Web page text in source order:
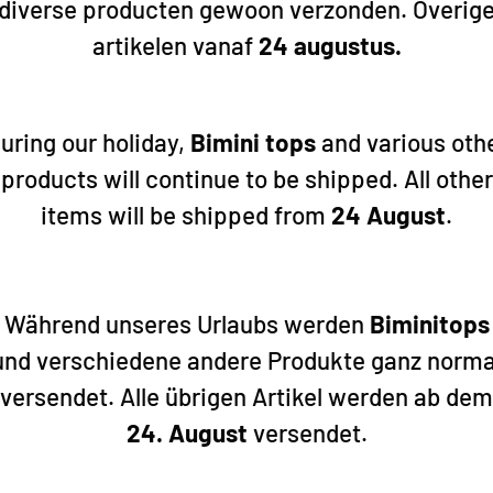
Wetterbedingungen oder einfach um in Ruhe eine
Obwohl das Auswerfen eines Schiffsankers einfach
Durchführung dieses Manövers. Nicht jeder Ort ist zum
bestimmen die erforderliche Länge der Ankerleine/
diverse producten gewoon verzonden. Overige
artikelen vanaf 24 augustus.
our holiday, Bimini topsand various
products will continue to be shipped. All other
items will be shipped from 24 August.
Während unseres Urlaubs werden Biminitops
verschiedene andere Produkte ganz
versendet. Alle übrigen Artikel werden ab dem
24. August versendet.